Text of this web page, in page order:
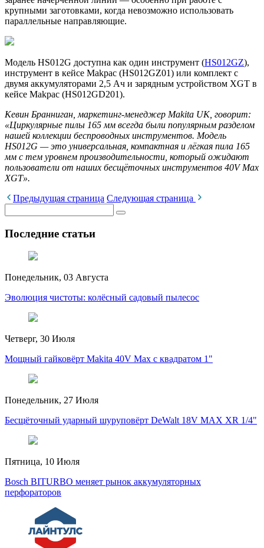
крупными заготовками, когда невозможно использовать
параллельные направляющие.
Модель HS012G доступна как один инструмент (HS012GZ),
инструмент в кейсе Makpac (HS012GZ01) или комплект с
двумя аккумуляторами 2,5 Ач и зарядным устройством XGT в
кейсе Makpac (HS012GD201).
Кевин Бранниган, маркетинг-менеджер Makita UK, говорит:
«Циркулярные пилы 165 мм всегда были популярным разделом
нашей коллекции беспроводных инструментов. Модель
HS012G — это универсальная, компактная и лёгкая пила 165
мм с тем уровнем производительности, который ожидают
пользователи от наших бесщёточных инструментов 40V Max
XGT».
Предыдущая страница Следующая страница
Последние статьи
Понедельник, 03 Августа
Эволюция чистоты: колёсный садовый пылесос
Четверг, 30 Июля
Мощный гайковёрт Makita 40V Max с квадратом 1"
Понедельник, 27 Июля
Бесщёточный ударный шуруповёрт DeWalt 18V MAX XR 1/4"
Пятница, 10 Июля
Bosch BITURBO меняет рынок аккумуляторных
перфораторов